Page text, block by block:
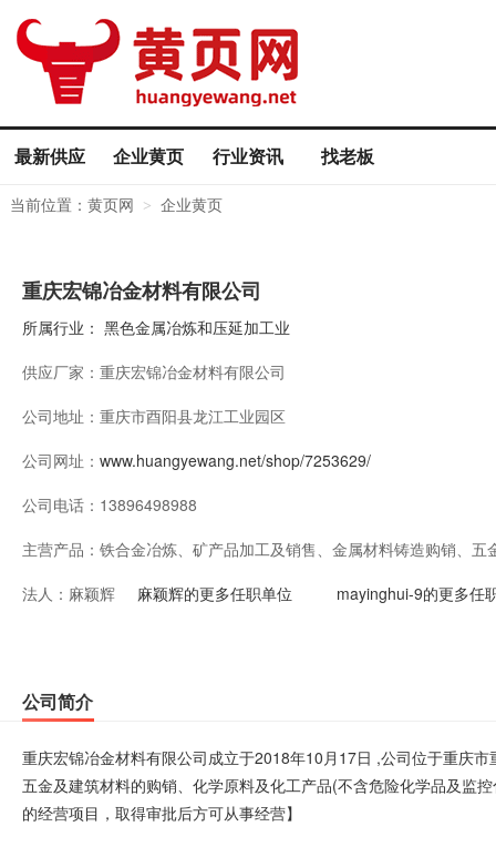
最新供应 企业黄页 行业资讯 找老板
当前位置： 黄页网 > 企业黄页
重庆宏锦冶金材料有限公司
所属行业： 黑色金属冶炼和压延加工业
供应厂家： 重庆宏锦冶金材料有限公司
公司地址： 重庆市酉阳县龙江工业园区
公司网址： www.huangyewang.net/shop/7253629/
公司电话： 13896498988
主营产品： 铁合金冶炼、矿产品加工及销售、金属材料铸造购销、
工产品(不含危险化学品及监控化学品)购销。***【以上范
法人： 麻颖辉 麻颖辉的更多任职单位 mayinghui-9的更多任
公司简介
重庆宏锦冶金材料有限公司成立于2018年10月17日 ,公司位于重庆
五金及建筑材料的购销、化学原料及化工产品(不含危险化学品及监
的经营项目，取得审批后方可从事经营】